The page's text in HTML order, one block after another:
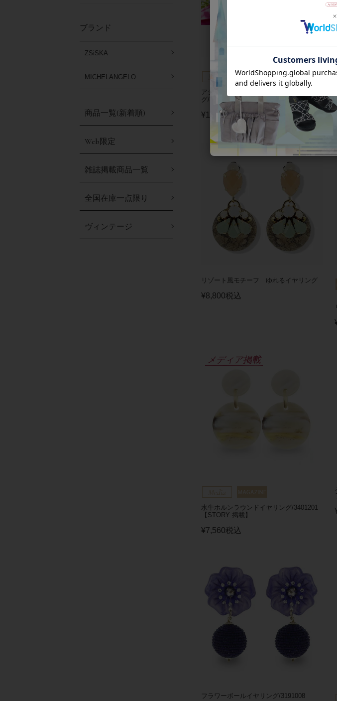
ブランド
ZSiSKA
MICHELANGELO
商品一覧(新着順)
Web限定
雑誌掲載商品一覧
全国在庫一点限り
ヴィンテージ
アジサイ押し花ラウンドメタルイヤリン
グ/3020167
¥16,500 税込
リゾート風モチーフ ゆれるイヤリング
¥8,800税込
メディア掲載
水牛ホルンラウンドイヤリング/3401201
【STORY 掲載】
¥7,560税込
フラワーボールイヤリング/3191008